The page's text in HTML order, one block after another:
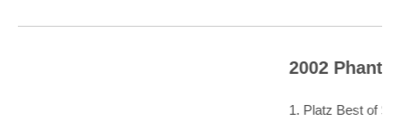
1. Platz Best of Show Rats Hole ShowDaytona Bike Week